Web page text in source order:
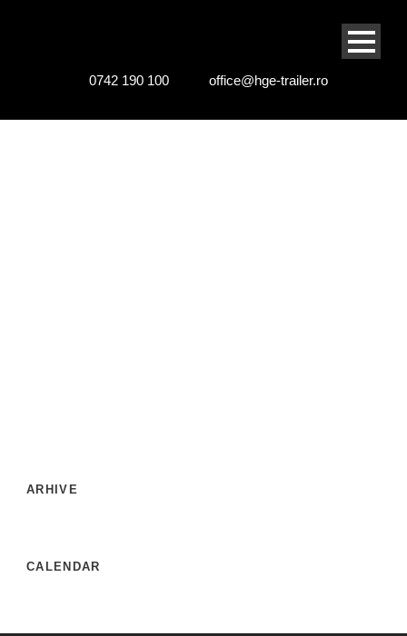
0742 190 100 office@hge-trailer.ro
ARHIVE
CALENDAR